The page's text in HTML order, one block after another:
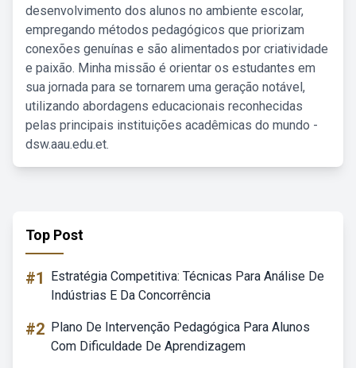
desenvolvimento dos alunos no ambiente escolar,
empregando métodos pedagógicos que priorizam
conexões genuínas e são alimentados por criatividade
e paixão. Minha missão é orientar os estudantes em
sua jornada para se tornarem uma geração notável,
utilizando abordagens educacionais reconhecidas
pelas principais instituições acadêmicas do mundo -
dsw.aau.edu.et.
Top Post
#1
Estratégia Competitiva: Técnicas Para Análise De
Indústrias E Da Concorrência
#2 Plano De Intervenção Pedagógica Para Alunos
Com Dificuldade De Aprendizagem